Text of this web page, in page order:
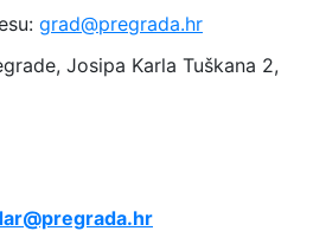
grad@pregrada.hr
Josipa Karla Tuškana 2,